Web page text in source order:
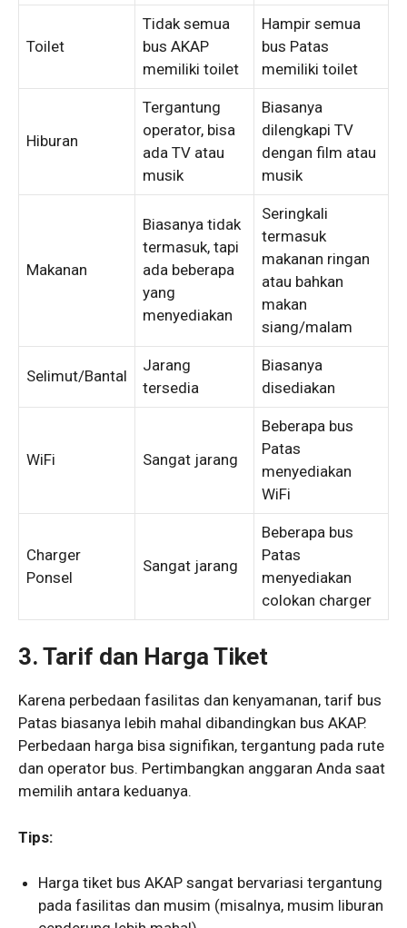
Toilet
Tidak semua
bus AKAP
memiliki toilet
Hampir semua
bus Patas
memiliki toilet
Hiburan
Tergantung
operator, bisa
ada TV atau
musik
Biasanya
dilengkapi TV
dengan film atau
musik
Makanan
Biasanya tidak
termasuk, tapi
ada beberapa
yang
menyediakan
Seringkali
termasuk
makanan ringan
atau bahkan
makan
siang/malam
Selimut/Bantal
Jarang
tersedia
Biasanya
disediakan
WiFi Sangat jarang
Beberapa bus
Patas
menyediakan
WiFi
Charger
Ponsel
Sangat jarang
Beberapa bus
Patas
menyediakan
colokan charger
3. Tarif dan Harga Tiket
Karena perbedaan fasilitas dan kenyamanan, tarif bus
Patas biasanya lebih mahal dibandingkan bus AKAP.
Perbedaan harga bisa signifikan, tergantung pada rute
dan operator bus. Pertimbangkan anggaran Anda saat
memilih antara keduanya.
Tips:
Harga tiket bus AKAP sangat bervariasi tergantung
pada fasilitas dan musim (misalnya, musim liburan